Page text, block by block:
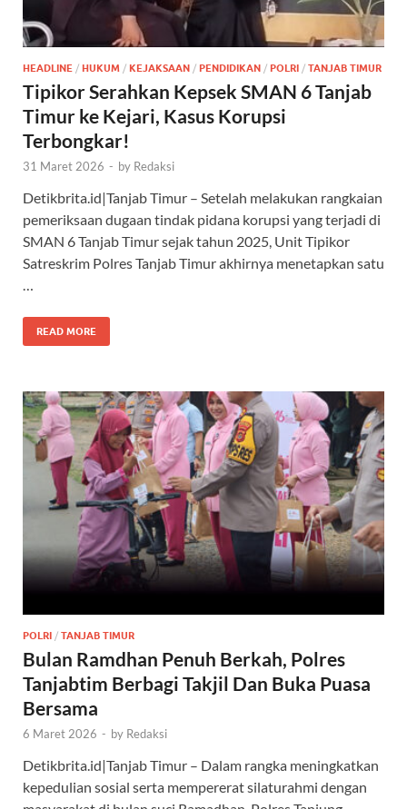
HEADLINE / HUKUM / KEJAKSAAN / PENDIDIKAN / POLRI / TANJAB TIMUR
Tipikor Serahkan Kepsek SMAN 6 Tanjab
Timur ke Kejari, Kasus Korupsi
Terbongkar!
31 Maret 2026 - by Redaksi
Detikbrita.id|Tanjab Timur – Setelah melakukan rangkaian
pemeriksaan dugaan tindak pidana korupsi yang terjadi di
SMAN 6 Tanjab Timur sejak tahun 2025, Unit Tipikor
Satreskrim Polres Tanjab Timur akhirnya menetapkan satu
…
READ MORE
POLRI / TANJAB TIMUR
Bulan Ramdhan Penuh Berkah, Polres
Tanjabtim Berbagi Takjil Dan Buka Puasa
Bersama
6 Maret 2026 - by Redaksi
Detikbrita.id|Tanjab Timur – Dalam rangka meningkatkan
kepedulian sosial serta mempererat silaturahmi dengan